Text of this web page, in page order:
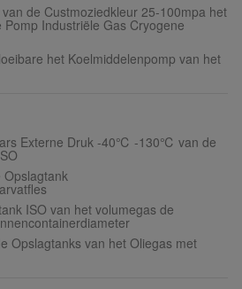
de Custmoziedkleur 25-100mpa het
Industriële Gas Cryogene
het Koelmiddelenpomp van het
Externe Druk -40℃ -130℃ van de
Opslagtank
ISO van het volumegas de
Opslagtanks van het Oliegas met